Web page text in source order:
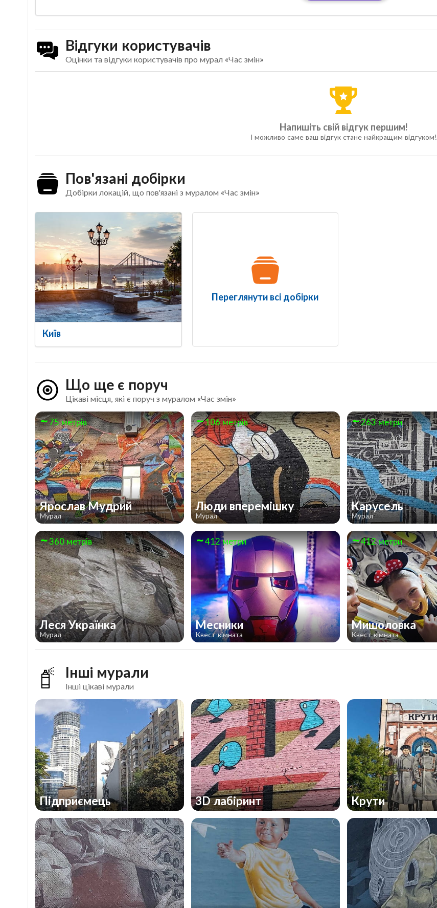
Відгуки користувачів
Оцінки та відгуки користувачів про мурал «Час змін»
Напишіть свій відгук першим!
І можливо саме ваш відгук стане найкращим відгуком!
Пов'язані добірки
Добірки локацій, що пов'язані з муралом «Час змін»
Київ
Переглянути всі добірки
Що ще є поруч
Цікаві місця, які є поруч з муралом «Час змін»
75 метрів
Ярослав Мудрий
Мурал
106 метрів
Люди вперемішку
Мурал
263 метри
Карусель
Мурал
360 метрів
Леся Українка
Мурал
412 метри
Месники
Квест-кімната
412 метри
Мишоловка
Квест-кімната
Інші мурали
Інші цікаві мурали
Підприємець 3D лабіринт Крути